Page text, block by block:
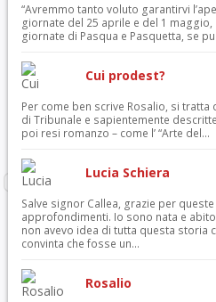
“Avremmo tanto voluto garantirvi
giornate del 25 aprile e del 1
giornate di Pasqua e Pasquetta, se
Cui prodest?
Per come ben scrive Rosalio, si
di Tribunale e sapientemente
poi resi romanzo – come l’ “Arte del...
Lucia Schiera
Salve signor Callea, grazie per
approfondimenti. Io sono nata e
non avevo idea di tutta questa storia
convinta che fosse un...
Rosalio